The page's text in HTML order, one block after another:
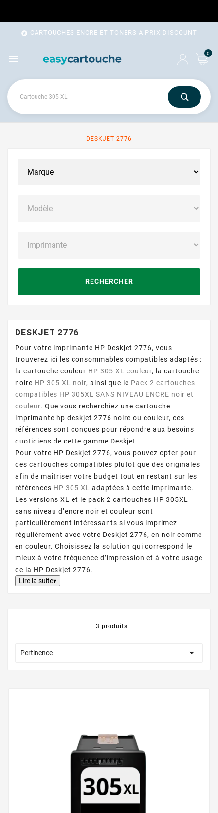
 CARTOUCHES ENCRE ET TONERS A PRIX DISCOUNT
 0
DESKJET 2776
RECHERCHER
DESKJET 2776
Pour votre imprimante HP Deskjet 2776, vous
trouverez ici les consommables compatibles adaptés :
la cartouche couleur HP 305 XL couleur, la cartouche
noire HP 305 XL noir, ainsi que le Pack 2 cartouches
compatibles HP 305XL SANS NIVEAU ENCRE noir et
couleur. Que vous recherchiez une cartouche
imprimante hp deskjet 2776 noire ou couleur, ces
références sont conçues pour répondre aux besoins
quotidiens de cette gamme Deskjet.
Pour votre HP Deskjet 2776, vous pouvez opter pour
des cartouches compatibles plutôt que des originales
afin de maîtriser votre budget tout en restant sur les
références HP 305 XL
adaptées à cette imprimante.
Les versions XL et le pack 2 cartouches HP 305XL
sans niveau d’encre noir et couleur sont
particulièrement intéressants si vous imprimez
régulièrement avec votre Deskjet 2776, en noir comme
en couleur. Choisissez la solution qui correspond le
mieux à votre fréquence d’impression et à votre usage
de la HP Deskjet 2776.
Lire la suite▾
3 produits
Pertinence 